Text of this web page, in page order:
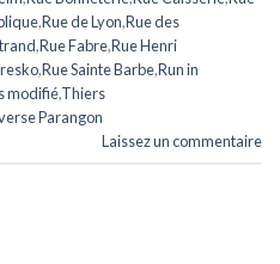
,Rue de Lyon,Rue des
,Rue Fabre,Rue Henri
,Rue Sainte Barbe,Run in
modifié,Thiers
Parangon
Laissez un commentaire